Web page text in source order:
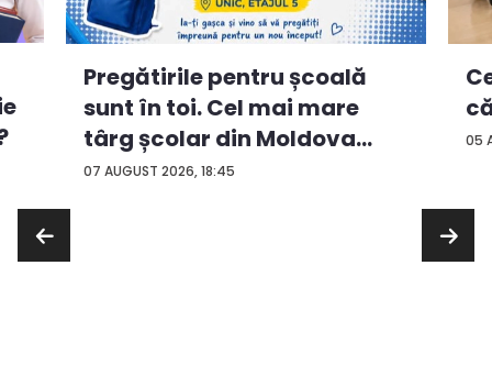
07 AUGUST 2026, 18:45
Pregătirile pentru școală
sunt în toi. Cel mai mare
târg școlar din Moldova
con...
05